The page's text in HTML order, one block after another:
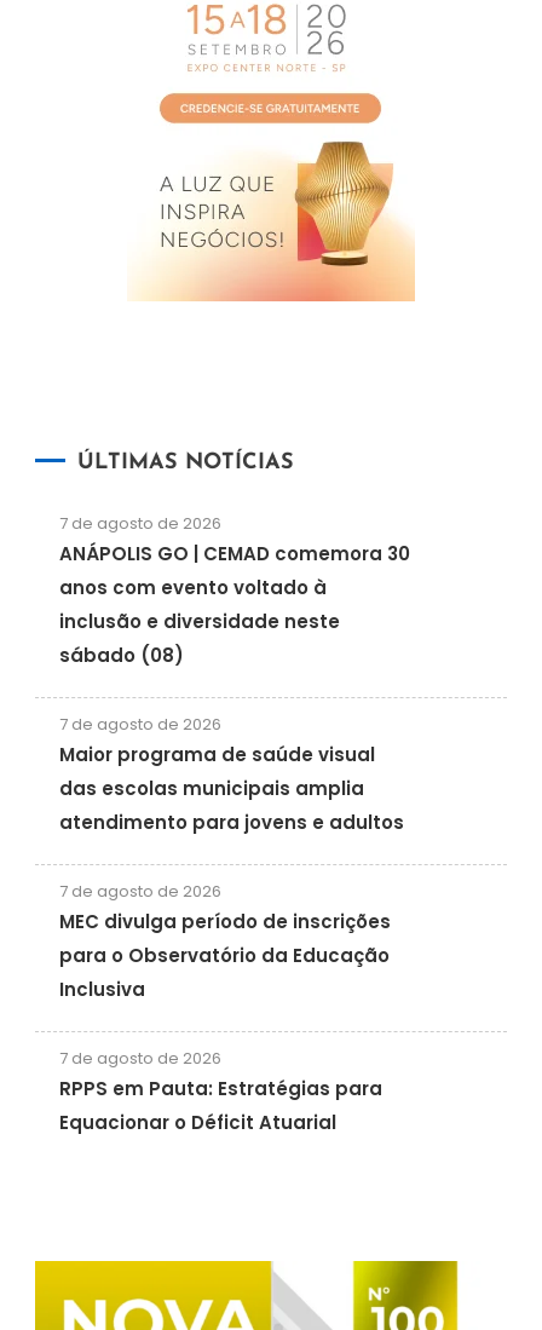
ÚLTIMAS NOTÍCIAS
7 de agosto de 2026
ANÁPOLIS GO | CEMAD comemora 30
anos com evento voltado à
inclusão e diversidade neste
sábado (08)
7 de agosto de 2026
Maior programa de saúde visual
das escolas municipais amplia
atendimento para jovens e adultos
7 de agosto de 2026
MEC divulga período de inscrições
para o Observatório da Educação
Inclusiva
7 de agosto de 2026
RPPS em Pauta: Estratégias para
Equacionar o Déficit Atuarial